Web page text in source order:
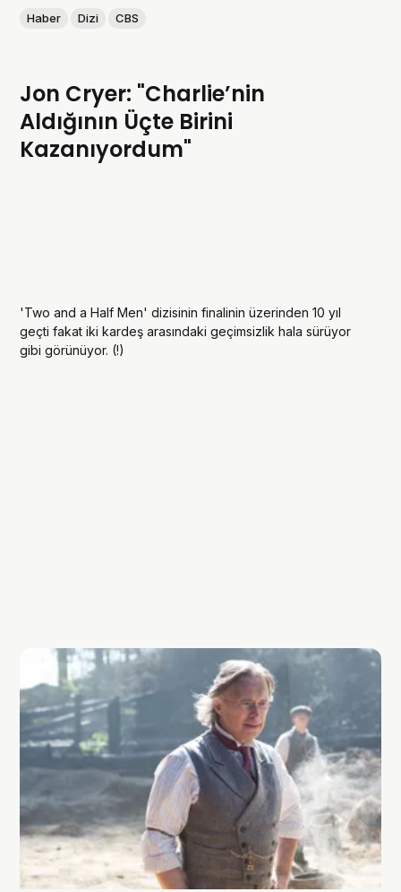
Haber Dizi CBS
Jon Cryer: "Charlie’nin
Aldığının Üçte Birini
Kazanıyordum"
'Two and a Half Men' dizisinin finalinin üzerinden 10 yıl
geçti fakat iki kardeş arasındaki geçimsizlik hala sürüyor
gibi görünüyor. (!)